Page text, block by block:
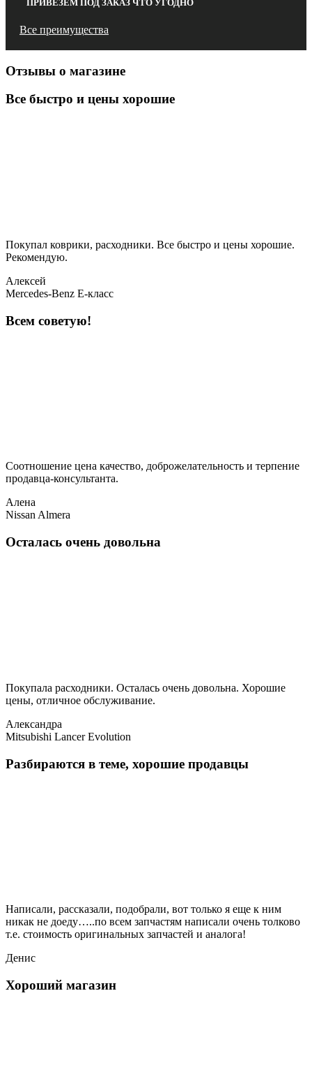
ПРИВЕЗЕМ ПОД ЗАКАЗ ЧТО УГОДНО
Все преимущества
Отзывы о магазине
Все быстро и цены хорошие
Покупал коврики, расходники. Все быстро и цены хорошие.
Рекомендую.
Алексей
Mercedes-Benz E-класс
Всем советую!
Соотношение цена качество, доброжелательность и терпение
продавца-консультанта.
Алена
Nissan Almera
Осталась очень довольна
Покупала расходники. Осталась очень довольна. Хорошие
цены, отличное обслуживание.
Александра
Mitsubishi Lancer Evolution
Разбираются в теме, хорошие продавцы
Написали, рассказали, подобрали, вот только я еще к ним
никак не доеду…..по всем запчастям написали очень толково
т.е. стоимость оригинальных запчастей и аналога!
Денис
Хороший магазин